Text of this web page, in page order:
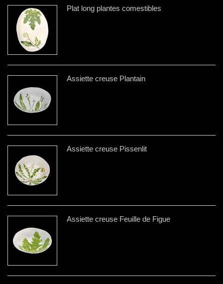
Plat long plantes comestibles
Assiette creuse Plantain
Assiette creuse Pissenlit
Assiette creuse Feuille de Figue